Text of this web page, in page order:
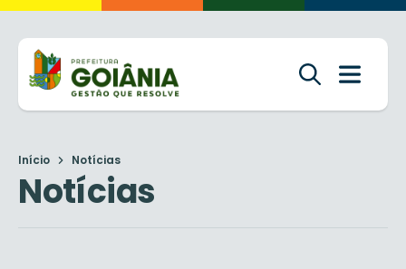
Início Notícias
Notícias